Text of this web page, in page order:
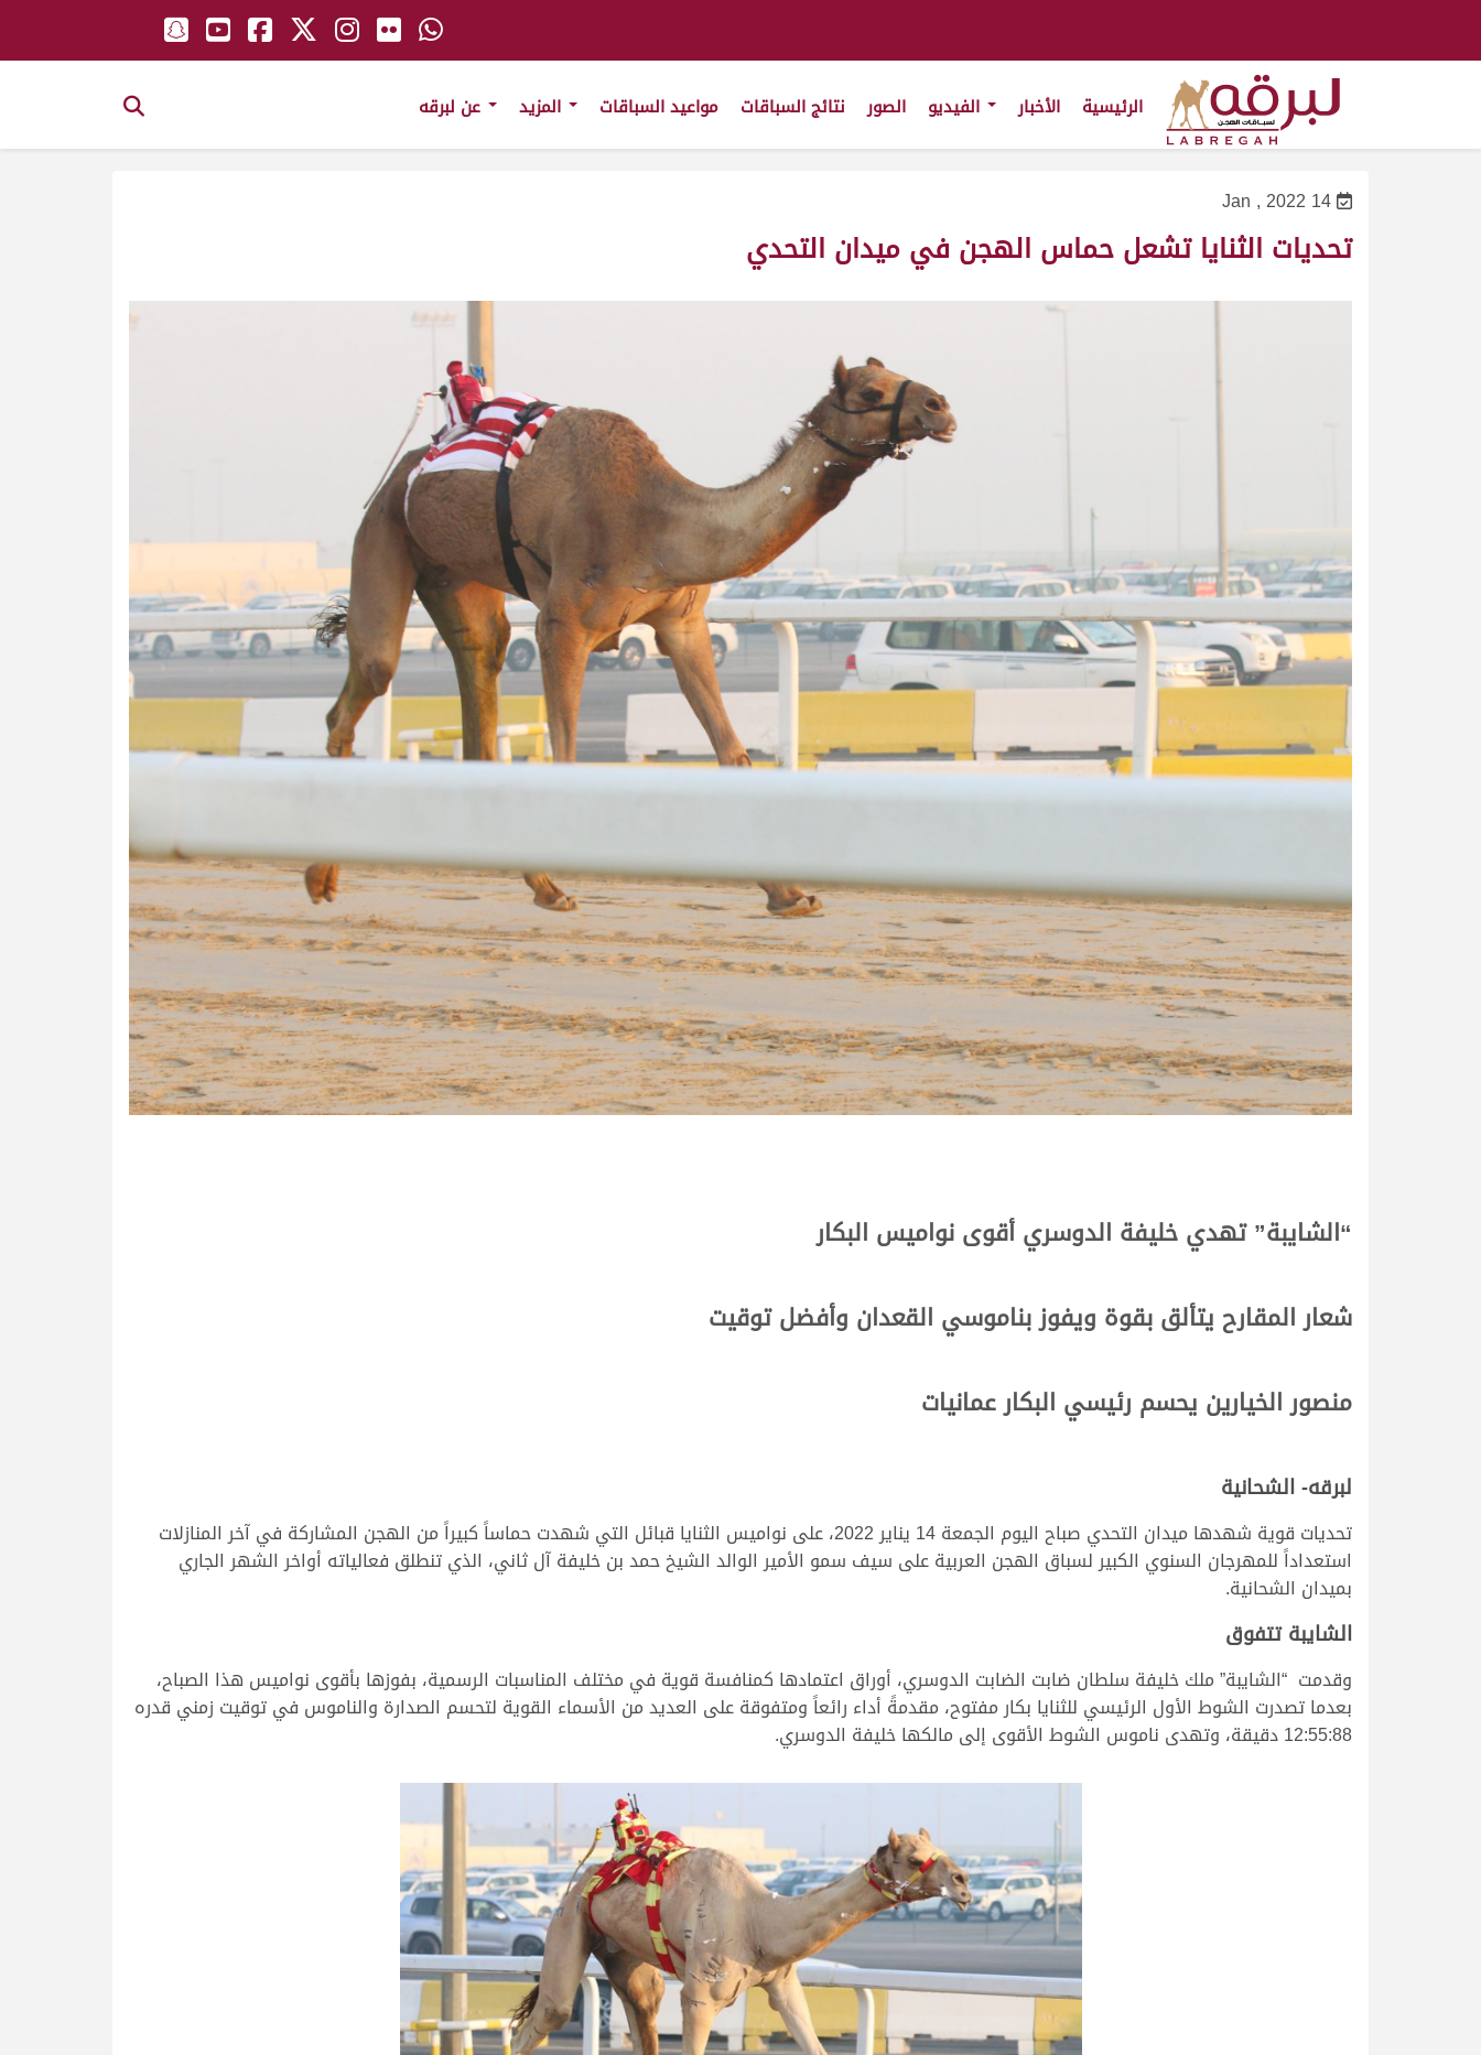
الرئيسية الأخبار الصور نتائج السباقات مواعيد السباقات
14 Jan , 2022
تحديات الثنايا تشعل حماس الهجن في ميدان التحدي
“الشايبة” تهدي خليفة الدوسري أقوى نواميس البكار
شعار المقارح يتألق بقوة ويفوز بناموسي القعدان وأفضل توقيت
منصور الخيارين يحسم رئيسي البكار عمانيات
لبرقه- الشحانية
تحديات قوية شهدها ميدان التحدي صباح اليوم الجمعة 14 يناير 2022، على نواميس الثنايا قبائل التي شهدت حماساً كبيراً من الهجن المشاركة في آخر المنازلات
استعداداً للمهرجان السنوي الكبير لسباق الهجن العربية على سيف سمو الأمير الوالد الشيخ حمد بن خليفة آل ثاني، الذي تنطلق فعالياته أواخر الشهر الجاري
بميدان الشحانية.
الشايبة تتفوق
وقدمت “الشايبة” ملك خليفة سلطان ضابت الضابت الدوسري، أوراق اعتمادها كمنافسة قوية في مختلف المناسبات الرسمية، بفوزها بأقوى نواميس هذا الصباح،
بعدما تصدرت الشوط الأول الرئيسي للثنايا بكار مفتوح، مقدمةً أداء رائعاً ومتفوقة على العديد من الأسماء القوية لتحسم الصدارة والناموس في توقيت زمني قدره
12:55:88 دقيقة، وتهدى ناموس الشوط الأقوى إلى مالكها خليفة الدوسري.